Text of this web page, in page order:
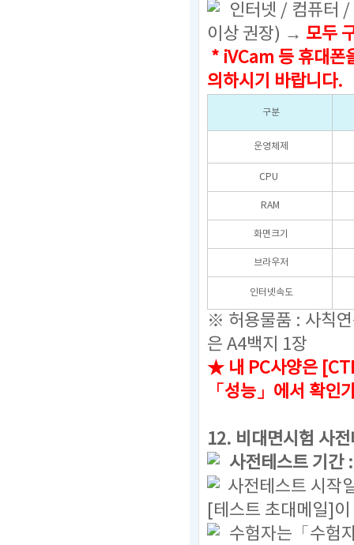
인터넷 / 컴퓨터
이상 권장) → 모두
* iVCam 등 휴대폰
의하시기 바랍니다.
구분
운영체제
CPU
RAM
화면크기
브라우저
인터넷속도
※ 허용물품 : 사칙
은 A4백지 1장
★ 내 PC사양은
「성능」에서 확인
12. 비대면시험 사
사전테스트 기간
사전테스트 시작
[테스트 초대메일]
수험자는「수험